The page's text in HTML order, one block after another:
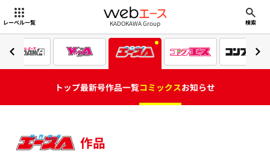
レーベル一覧 webエース
KADOKAWA Group 検索
トップ最新号作品一覧コミックスお知らせ
作品